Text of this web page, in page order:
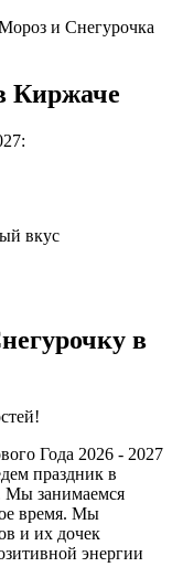
и Снегурочка
Киржаче
вкус
в
Года 2026 - 2027
праздник в
Мы занимаемся
время. Мы
и их дочек
энергии